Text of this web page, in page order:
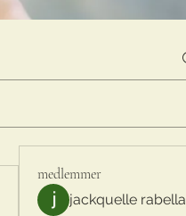
medlemmer
jackquelle rabella